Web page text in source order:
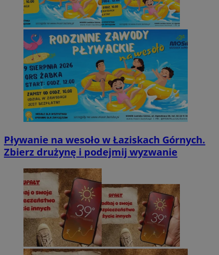
Pływanie na wesoło w Łaziskach Górnych.
Zbierz drużynę i podejmij wyzwanie